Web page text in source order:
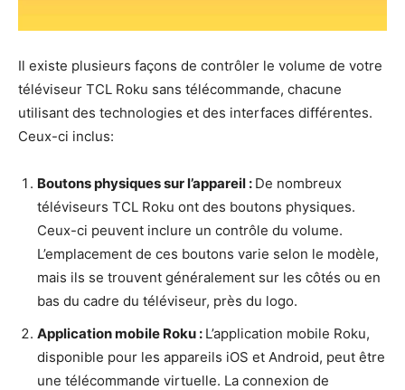
Il existe plusieurs façons de contrôler le volume de votre
téléviseur TCL Roku sans télécommande, chacune
utilisant des technologies et des interfaces différentes.
Ceux-ci inclus:
Boutons physiques sur l’appareil : De nombreux
téléviseurs TCL Roku ont des boutons physiques.
Ceux-ci peuvent inclure un contrôle du volume.
L’emplacement de ces boutons varie selon le modèle,
mais ils se trouvent généralement sur les côtés ou en
bas du cadre du téléviseur, près du logo.
Application mobile Roku : L’application mobile Roku,
disponible pour les appareils iOS et Android, peut être
une télécommande virtuelle. La connexion de